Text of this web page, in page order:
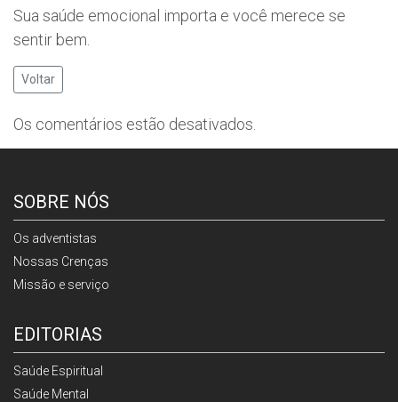
Sua saúde emocional importa e você merece se
sentir bem.
Voltar
Os comentários estão desativados.
SOBRE NÓS
Os adventistas
Nossas Crenças
Missão e serviço
EDITORIAS
Saúde Espiritual
Saúde Mental